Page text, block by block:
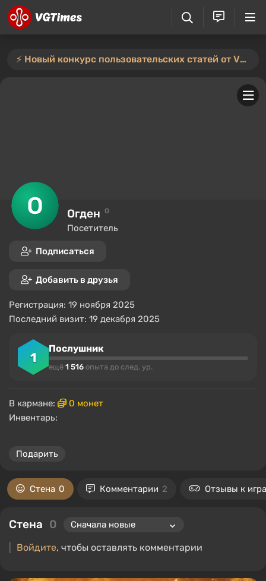
⚡️ Новый конкурс пользовательских статей от VGTimes — участвуйте тут ⚡️
Огден 0
Посетитель
Подписаться
Добавить в друзья
Регистрация: 19 ноября 2025
Последний визит: 19 декабря 2025
1
Послушник
ещё 1 516 опыта до след. ур.
В кармане:
0 монет
Инвентарь:
Подарить
Стена 0 Комментарии 2 Отзывы к
Стена 0
Войдите, чтобы оставлять комментарии